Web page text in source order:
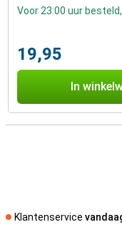
Voor 23:00 uur
19,95
In
Klantenservice